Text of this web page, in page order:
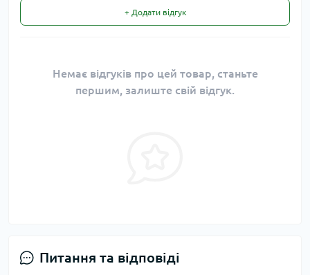
+ Додати відгук
Немає відгуків про цей товар, станьте
першим, залиште свій відгук.
Питання та відповіді